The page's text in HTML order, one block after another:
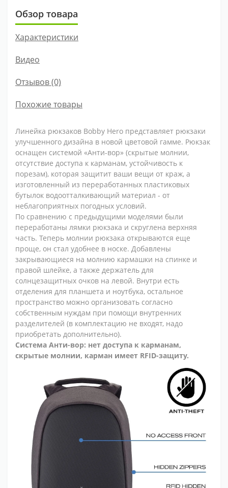
Обзор товара
Характеристики
Видео
Отзывов (0)
Похожие товары
Линейка рюкзаков Bobby Hero представляет рюкзаки
улучшенного дизайна в новой цветовой гамме. Рюкзак
оснащен системой «Анти-вор» (скрытые молнии,
отсутствие доступа к карманам, устойчивость к
порезам), которая защитит ваши вещи от краж, а
изготовленный из переработанных пластиковых
бутылок водоотталкивающий материал - от
неблагоприятных погодных условий.
По сравнению с предыдущими моделями были
переработаны лямки рюкзака и скруглена верхняя
часть. Теперь молнии рюкзака открываются еще
проще, он стал удобнее в носке. Добавлены
закрывающиеся на молнию кармашки на спинке и
правой шлейке, а также держатель для
солнцезащитных очков на левой. Внутри есть
отделения для планшета и ноутбука, остальное
пространство можно организовать согласно
собственным нуждам при помощи внутренних
разделителей (в комплектацию не входят, надо
приобретать дополнительно).
Система Анти-вор: нет доступа к карманам,
скрытые молнии, карман имеет RFID-защиту.